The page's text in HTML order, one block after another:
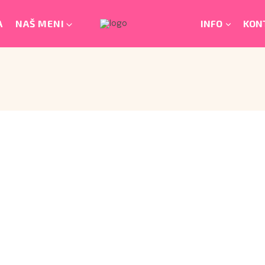
NAŠ MENI INFO